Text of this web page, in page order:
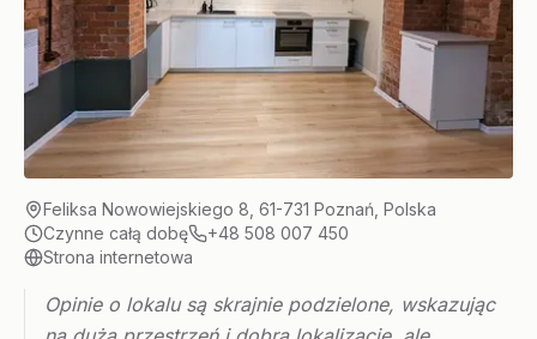
Feliksa Nowowiejskiego 8, 61-731 Poznań, Polska
Czynne całą dobę
+48 508 007 450
Strona internetowa
Opinie o lokalu są skrajnie podzielone, wskazując